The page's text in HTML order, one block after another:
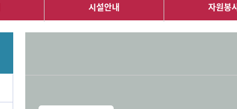
시설안내 자원봉